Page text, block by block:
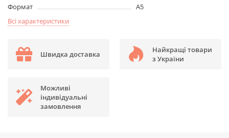
Формат
А5
Всі характеристики
Швидка доставка
Найкращі товари
з України
Можливі
індивідуальні
замовлення